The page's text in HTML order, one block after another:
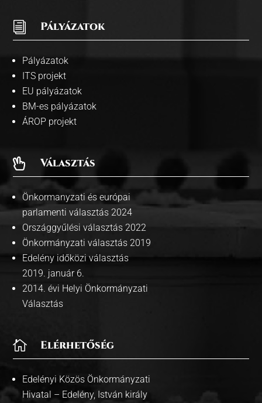
i Pályázatok
Pályázatok
ITS projekt
EU pályázatok
BM-es pályázatok
ÁROP projekt
 Választás
Önkormanyzati és európai
parlamenti választás 2024
Országgyűlési választás 2022
Önkormányzati választás 2019
Edelény időközi választás
2019. január 6.
2014. évi Helyi Önkormányzati
Választás
 Elérhetőség
Edelényi Közös Önkormányzati
Hivatal – Edelény, István király